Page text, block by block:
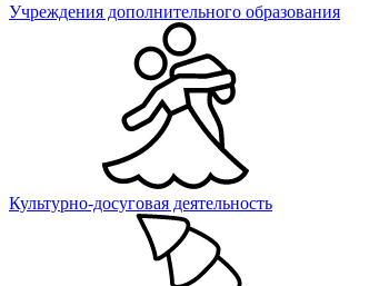
Учреждения дополнительного образования
Культурно-досуговая деятельность